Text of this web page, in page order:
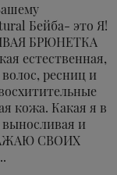
Бейба- это Я!
БРЮНЕТКА
естественная,
ресниц и
кожа. Какая я в
и
СВОИХ